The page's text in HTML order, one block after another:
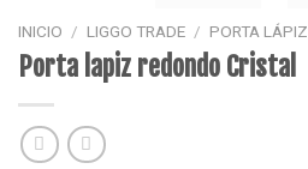
INICIO / LIGGO TRADE / PORTA LÁPIZ
Porta lapiz redondo Cristal